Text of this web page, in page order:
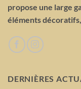
propose une large
éléments
DERNIÈRES